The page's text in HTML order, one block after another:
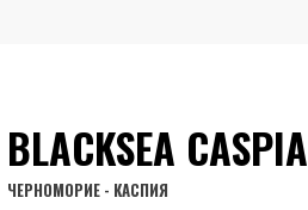
BLACKSEA CASPIA
ЧЕРНОМОРИЕ - КАСПИЯ